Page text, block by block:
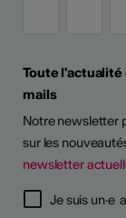
D'ARTISTES
Toute
mails
Notre newsletter
sur les
newsletter
Je suis un·e